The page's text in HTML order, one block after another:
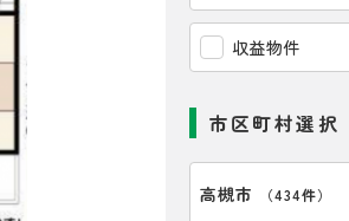
収益物件
市区町村選択
高槻市 （434件）